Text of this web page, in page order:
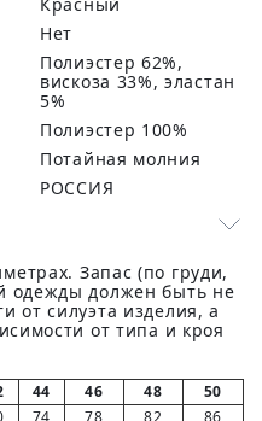
Нет
полиэстер 62%,
вискоза 33%, эластан
5%
Полиэстер 100%
Потайная молния
РОССИЯ
Запас (по груди,
одежды должен быть не
от силуэта изделия, а
от типа и кроя
44 46 48
50
74 78 82
86